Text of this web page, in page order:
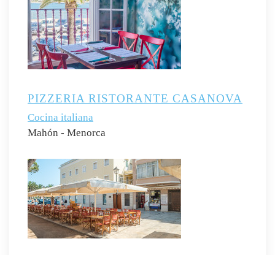
PIZZERIA RISTORANTE CASANOVA
Cocina italiana
Mahón - Menorca